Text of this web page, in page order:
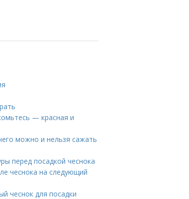
— красная и
можно и нельзя сажать
перед посадкой чеснока
чеснока на следующий
чеснок для посадки